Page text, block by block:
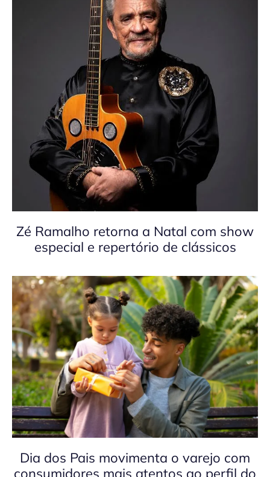
Zé Ramalho retorna a Natal com show
especial e repertório de clássicos
Dia dos Pais movimenta o varejo com
consumidores mais atentos ao perfil do